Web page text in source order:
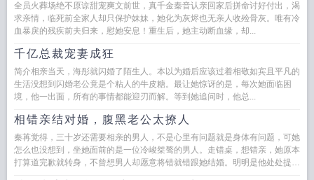
全员火葬场绝不原谅甜宠爽文前世，真千金秦音认亲回家后拼命讨好付出，渴
求亲情，临死前全家人却只保护妹妹，她化为灰烬也无亲人收殓骨灰。唯有冷
血暴戾的残疾前夫归来，慰她安息！重生后，她主动断血缘，却...
千亿总裁宠妻成狂
简介相亲当天，海彤就闪婚了陌生人。本以为婚后应该过着相敬如宾且平凡的
生活没想到闪婚老公竟是个粘人的牛皮糖。最让她惊讶的是，每次她面临困
境，他一出面，所有的事情都能迎刃而解。等到她追问时，他总...
相错亲结对婚，腹黑老公太撩人
秦苒觉得，三十岁还需要相亲的男人，不是心里有问题就是身体有问题，可她
怎么也没想到，坐她面前的是一位冷峻桀骜的男人。走错桌，想错亲，她原本
打算道完歉就转身，不曾想男人却愿意将错就错跟她结婚。明明是他处处提